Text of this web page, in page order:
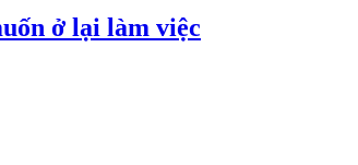
ở lại làm việc